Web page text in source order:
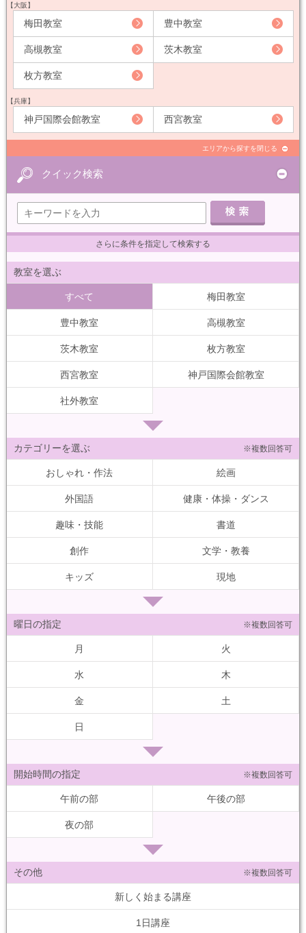
【大阪】
梅田教室 豊中教室
高槻教室 茨木教室
枚方教室
【兵庫】
神戸国際会館教室 西宮教室
エリアから探すを閉じる
クイック検索
さらに条件を指定して検索する
教室を選ぶ
すべて 梅田教室
豊中教室 高槻教室
茨木教室 枚方教室
西宮教室 神戸国際会館教室
社外教室
カテゴリーを選ぶ ※複数回答可
おしゃれ・作法 絵画
外国語 健康・体操・ダンス
趣味・技能 書道
創作 文学・教養
キッズ 現地
曜日の指定 ※複数回答可
月 火
水 木
金 土
日
開始時間の指定 ※複数回答可
午前の部 午後の部
夜の部
その他 ※複数回答可
新しく始まる講座
1日講座